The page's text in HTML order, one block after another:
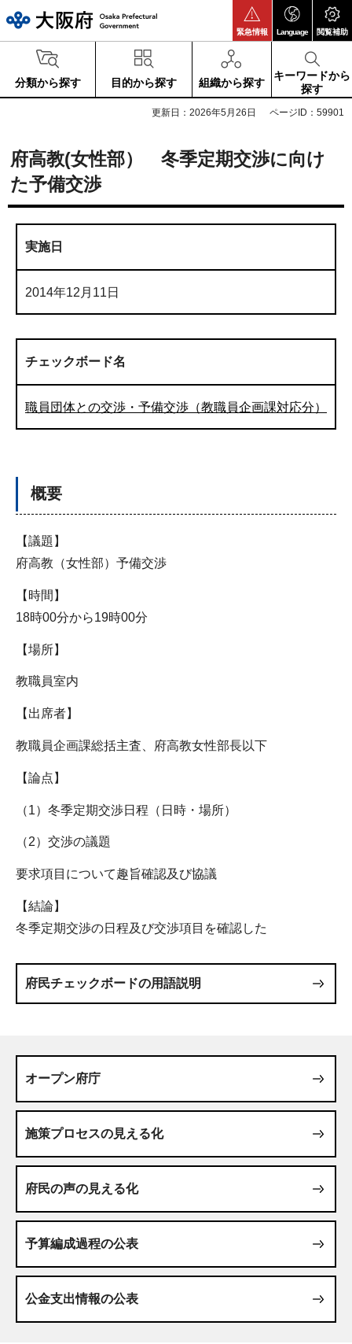
緊急情報 Language 閲覧補助
分類から探す 目的から探す 組織から探す
キーワードから
探す
更新日：2026年5月26日 ページID：59901
府高教(女性部） 冬季定期交渉に向け
た予備交渉
実施日
2014年12月11日
チェックボード名
職員団体との交渉・予備交渉（教職員企画課対応分）
概要
【議題】
府高教（女性部）予備交渉
【時間】
18時00分から19時00分
【場所】
教職員室内
【出席者】
教職員企画課総括主査、府高教女性部長以下
【論点】
（1）冬季定期交渉日程（日時・場所）
（2）交渉の議題
要求項目について趣旨確認及び協議
【結論】
冬季定期交渉の日程及び交渉項目を確認した
府民チェックボードの用語説明
オープン府庁
施策プロセスの見える化
府民の声の見える化
予算編成過程の公表
公金支出情報の公表